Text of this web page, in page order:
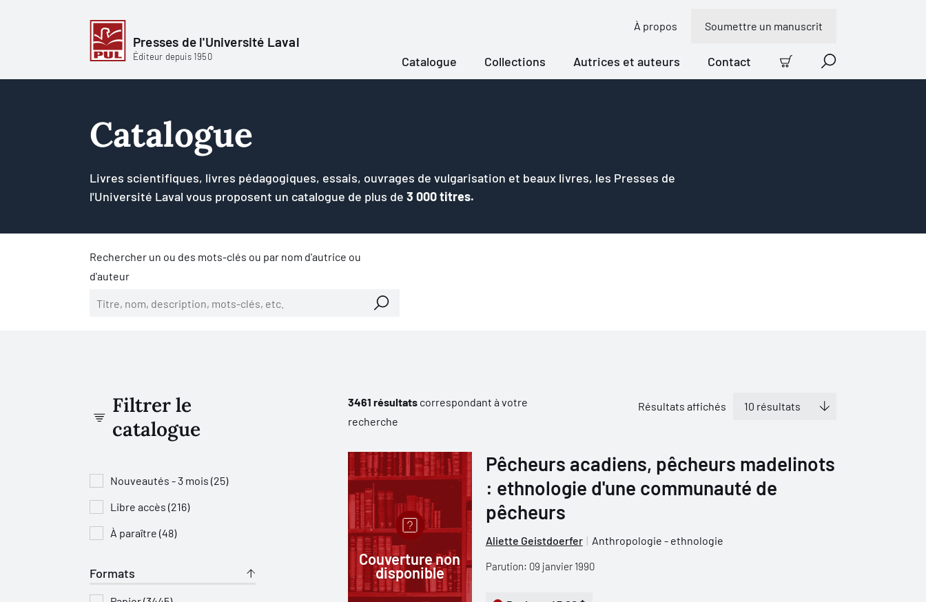
Presses de l'Université Laval
Éditeur depuis 1950
À propos Soumettre un manuscrit
Catalogue Collections Autrices et auteurs Contact
Panier Recherche
Catalogue
Livres scientifiques, livres pédagogiques, essais, ouvrages de vulgarisation et beaux livres, les Presses de
l'Université Laval vous proposent un catalogue de plus de 3 000 titres.
Rechercher un ou des mots-clés ou par nom d'autrice ou
d'auteur
Filtrer le
catalogue
Nouveautés - 3 mois (25)
Libre accès (216)
À paraître (48)
Formats
3461 résultatscorrespondant à votre
recherche
Résultats affichés
Couverture non
disponible
Pêcheurs acadiens, pêcheurs madelinots
: ethnologie d'une communauté de
pêcheurs
Aliette Geistdoerfer Anthropologie - ethnologie
Parution: 09 janvier 1990